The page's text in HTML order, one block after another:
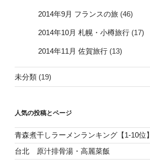
2014年9月 フランスの旅 (46)
2014年10月 札幌・小樽旅行 (17)
2014年11月 佐賀旅行 (13)
未分類 (19)
人気の投稿とページ
青森煮干しラーメンランキング【1-10位】
台北 原汁排骨湯・高麗菜飯